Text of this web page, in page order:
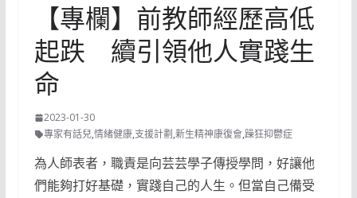
【專欄】前教師經歷高低
起跌 續引領他人實踐生
命
2023-01-30
專家有話兒,情緒健康,支援計劃,新生精神康復會,躁狂抑鬱症
為人師表者，職責是向芸芸學子傳授學問，好讓他
們能夠打好基礎，實踐自己的人生。但當自己備受